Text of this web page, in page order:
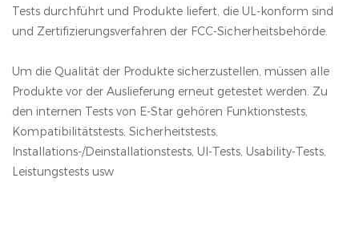
Tests durchführt und Produkte liefert, die UL-konform sind
und Zertifizierungsverfahren der FCC-Sicherheitsbehörde.
Um die Qualität der Produkte sicherzustellen, müssen alle
Produkte vor der Auslieferung erneut getestet werden. Zu
den internen Tests von E-Star gehören Funktionstests,
Kompatibilitätstests, Sicherheitstests,
Installations-/Deinstallationstests, UI-Tests, Usability-Tests,
Leistungstests usw